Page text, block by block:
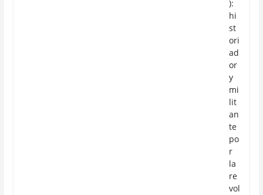
):
hi
st
ori
ad
or
y
mi
lit
an
te
po
r
la
re
vol